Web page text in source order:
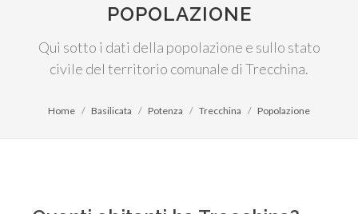
POPOLAZIONE
Qui sotto i dati della popolazione e sullo stato
civile del territorio comunale di Trecchina.
Home Basilicata Potenza Trecchina Popolazione